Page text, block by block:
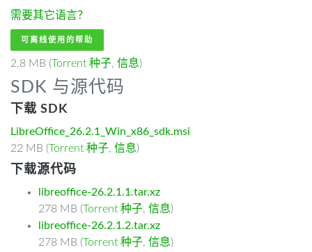
需要其它语言？
可离线使用的帮助
2.8 MB (Torrent 种子, 信息)
SDK 与源代码
下载 SDK
LibreOffice_26.2.1_Win_x86_sdk.msi
22 MB (Torrent 种子, 信息)
下载源代码
libreoffice-26.2.1.1.tar.xz
278 MB (Torrent 种子, 信息)
libreoffice-26.2.1.2.tar.xz
278 MB (Torrent 种子, 信息)